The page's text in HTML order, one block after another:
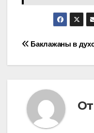
по
записям
Баклажаны в